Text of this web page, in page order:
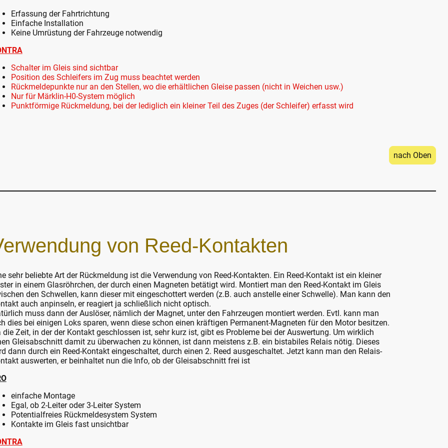
Erfassung der Fahrtrichtung
Einfache Installation
Keine Umrüstung der Fahrzeuge notwendig
Schalter im Gleis sind sichtbar
Position des Schleifers im Zug muss beachtet werden
Rückmeldepunkte nur an den Stellen, wo die erhältlichen Gleise passen (nicht in Weichen usw.)
Nur für Märklin-H0-System möglich
Punktförmige Rückmeldung, bei der lediglich ein kleiner Teil des Zuges (der Schleifer) erfasst wird
nach Oben
von Reed-Kontakten
sehr beliebte Art der Rückmeldung ist die Verwendung von Reed-Kontakten. Ein Reed-Kontakt ist ein kleiner
in einem Glasröhrchen, der durch einen Magneten betätigt wird. Montiert man den Reed-Kontakt im Gleis
den Schwellen, kann dieser mit eingeschottert werden (z.B. auch anstelle einer Schwelle). Man kann den
auch anpinseln, er reagiert ja schließlich nicht optisch.
muss dann der Auslöser, nämlich der Magnet, unter den Fahrzeugen montiert werden. Evtl. kann man
dies bei einigen Loks sparen, wenn diese schon einen kräftigen Permanent-Magneten für den Motor besitzen.
die Zeit, in der der Kontakt geschlossen ist, sehr kurz ist, gibt es Probleme bei der Auswertung. Um wirklich
Gleisabschnitt damit zu überwachen zu können, ist dann meistens z.B. ein bistabiles Relais nötig. Dieses
dann durch ein Reed-Kontakt eingeschaltet, durch einen 2. Reed ausgeschaltet. Jetzt kann man den Relais-
auswerten, er beinhaltet nun die Info, ob der Gleisabschnitt frei ist
einfache Montage
Egal, ob 2-Leiter oder 3-Leiter System
Potentialfreies Rückmeldesystem System
Kontakte im Gleis fast unsichtbar